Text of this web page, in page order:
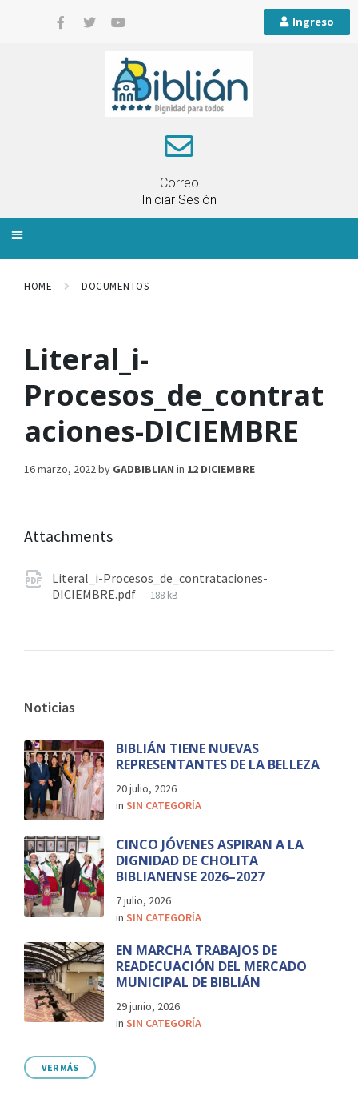
Ingreso
Correo
Iniciar Sesión
HOME DOCUMENTOS
Literal_i-
Procesos_de_contrat
aciones-DICIEMBRE
16 marzo, 2022by GADBIBLIAN in 12 DICIEMBRE
Attachments
Literal_i-Procesos_de_contrataciones-
DICIEMBRE.pdf
188 kB
Noticias
BIBLIÁN TIENE NUEVAS
REPRESENTANTES DE LA BELLEZA
20 julio, 2026
in SIN CATEGORÍA
CINCO JÓVENES ASPIRAN A LA
DIGNIDAD DE CHOLITA
BIBLIANENSE 2026–2027
7 julio, 2026
in SIN CATEGORÍA
EN MARCHA TRABAJOS DE
READECUACIÓN DEL MERCADO
MUNICIPAL DE BIBLIÁN
29 junio, 2026
in SIN CATEGORÍA
VER MÁS